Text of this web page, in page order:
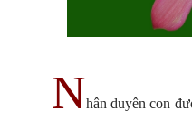
Nhân duyên con